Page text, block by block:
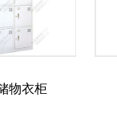
物衣柜